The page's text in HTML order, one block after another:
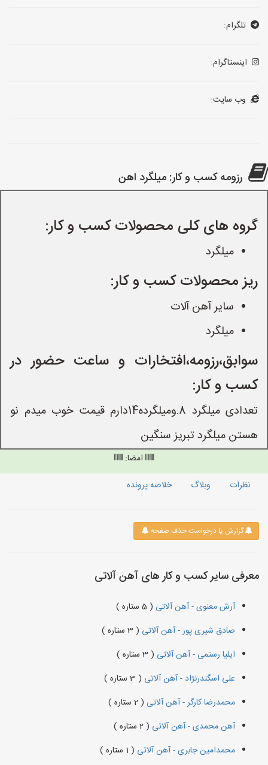
تلگرام:
اینستاگرام:
وب سایت:
رزومه کسب و کار: میلگرد اهن
گروه های کلی محصولات کسب و کار:
میلگرد
ریز محصولات کسب و کار:
سایر آهن آلات
میلگرد
سوابق،رزومه،افتخارات و ساعت حضور در
کسب و کار:
تعدادی میلگرد 8.ومیلگرده14دارم قیمت خوب میدم نو
هستن میلگرد تبریز سنگین
امضا:
نظرات
وبلاگ خلاصه پرونده
گزارش یا درخواست حذف صفحه
معرفی سایر کسب و کار های آهن آلاتی
آرش معنوی - آهن آلاتی ( 5 ستاره )
صادق شیری پور - آهن آلاتی ( 3 ستاره )
ایلیا رستمی - آهن آلاتی ( 3 ستاره )
علی اسگندرنژاد - آهن آلاتی ( 3 ستاره )
محمدرضا کارگر - آهن آلاتی ( 2 ستاره )
آهن محمدی - آهن آلاتی ( 2 ستاره )
محمدامین جابری - آهن آلاتی ( 1 ستاره )